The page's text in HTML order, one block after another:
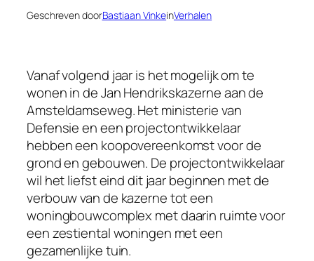
Geschreven doorBastiaan VinkeinVerhalen
Vanaf volgend jaar is het mogelijk om te
wonen in de Jan Hendrikskazerne aan de
Amsteldamseweg. Het ministerie van
Defensie en een projectontwikkelaar
hebben een koopovereenkomst voor de
grond en gebouwen. De projectontwikkelaar
wil het liefst eind dit jaar beginnen met de
verbouw van de kazerne tot een
woningbouwcomplex met daarin ruimte voor
een zestiental woningen met een
gezamenlijke tuin.